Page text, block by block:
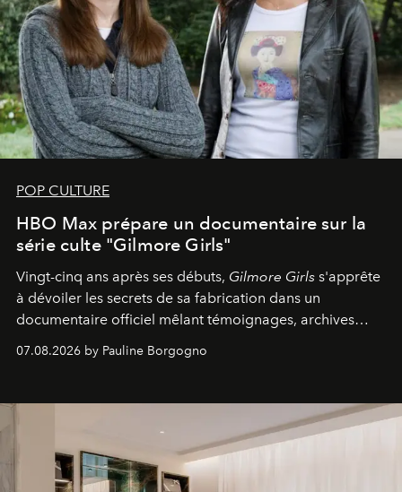
POP CULTURE
HBO Max prépare un documentaire sur la
série culte "Gilmore Girls"
Vingt-cinq ans après ses débuts, Gilmore Girls s'apprête
à dévoiler les secrets de sa fabrication dans un
documentaire officiel mêlant témoignages, archives
inédites et plongée dans les coulisses d'un phénomène
générationnel.
07.08.2026 by Pauline Borgogno